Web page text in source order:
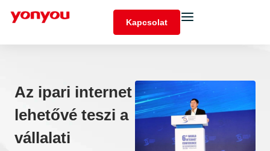
Kapcsolat
Az ipari internet
lehetővé teszi a
vállalati